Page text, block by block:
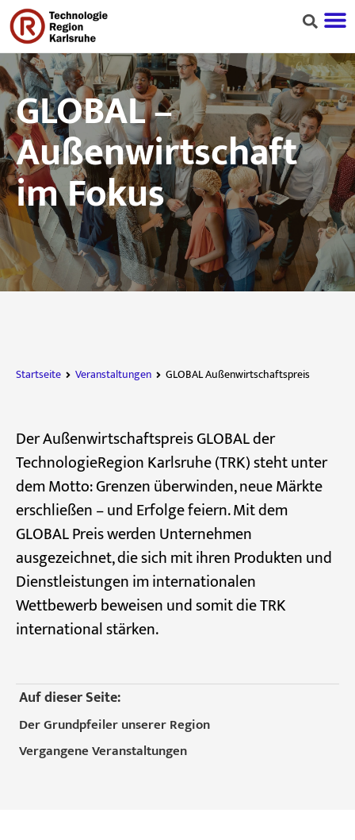
GLOBAL –
Außenwirtschaft
im Fokus
Startseite Veranstaltungen GLOBAL Außenwirtschaftspreis
Der Außenwirtschaftspreis GLOBAL der
TechnologieRegion Karlsruhe (TRK) steht unter
dem Motto: Grenzen überwinden, neue Märkte
erschließen – und Erfolge feiern. Mit dem
GLOBAL Preis werden Unternehmen
ausgezeichnet, die sich mit ihren Produkten und
Dienstleistungen im internationalen
Wettbewerb beweisen und somit die TRK
international stärken.
Auf dieser Seite:
Der Grundpfeiler unserer Region
Vergangene Veranstaltungen